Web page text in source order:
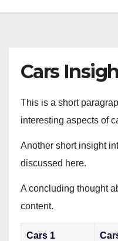
Cars
This is a short
interesting aspects of
Another short insight
discussed here.
A concluding thought
content.
Cars 1